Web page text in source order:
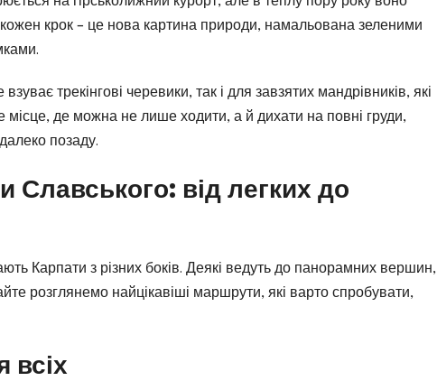
крок – це нова картина природи, намальована зеленими
трекінгові черевики, так і для завзятих мандрівників, які
де можна не лише ходити, а й дихати на повні груди,
позаду.
від легких до
Карпати з різних боків. Деякі ведуть до панорамних вершин,
розглянемо найцікавіші маршрути, які варто спробувати,
всіх